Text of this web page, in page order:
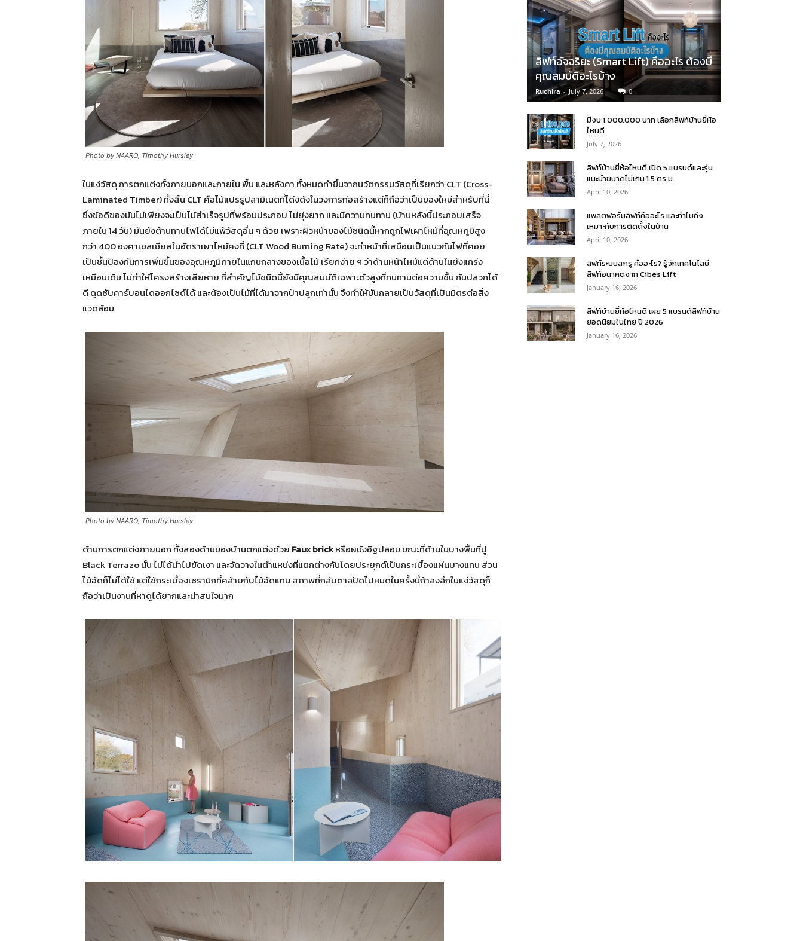
Photo by NAARO, Timothy Hursley
ในแง่วัสดุ การตกแต่งทั้งภายนอกและภายใน พื้น และหลังคา ทั้งหมดทำขึ้นจากนวัตกรรมวัสดุที่เรียกว่า CLT (Cross-
Laminated Timber) ทั้งสิ้น CLT คือไม้แปรรูปลามิเนตที่โด่งดังในวงการก่อสร้างแต่ก็ถือว่าเป็นของใหม่สำหรับที่นี่
ซึ่งข้อดีของมันไม่เพียงจะเป็นไม้สำเร็จรูปที่พร้อมประกอบ ไม่ยุ่งยาก และมีความทนทาน (บ้านหลังนี้ประกอบเสร็จ
ภายใน 14 วัน) มันยังต้านทานไฟได้ไม่แพ้วัสดุอื่น ๆ ด้วย เพราะผิวหน้าของไม้ชนิดนี้หากถูกไฟเผาไหม้ที่อุณหภูมิสูง
กว่า 400 องศาเซลเซียสในอัตราเผาไหม้คงที่ (CLT Wood Burning Rate) จะทำหน้าที่เสมือนเป็นแนวกันไฟที่คอย
เป็นชั้นป้องกันการเพิ่มขึ้นของอุณหภูมิภายในแกนกลางของเนื้อไม้ เรียกง่าย ๆ ว่าด้านหน้าไหม้แต่ด้านในยังแกร่ง
เหมือนเดิม ไม่ทำให้โครงสร้างเสียหาย ที่สำคัญไม้ชนิดนี้ยังมีคุณสมบัติเฉพาะตัวสูงที่ทนทานต่อความชื้น กันปลวกได้
ดี ดูดซับคาร์บอนไดออกไซด์ได้ และต้องเป็นไม้ที่ได้มาจากป่าปลูกเท่านั้น จึงทำให้มันกลายเป็นวัสดุที่เป็นมิตรต่อสิ่ง
แวดล้อม
Photo by NAARO, Timothy Hursley
ด้านการตกแต่งภายนอก ทั้งสองด้านของบ้านตกแต่งด้วย Faux brickหรือผนังอิฐปลอม ขณะที่ด้านในบางพื้นที่ปู
Black Terrazo นั้น ไม่ได้นำไปขัดเงา และจัดวางในตำแหน่งที่แตกต่างกันโดยประยุกต์เป็นกระเบื้องแผ่นบางแทน ส่วน
ไม้อัดก็ไม่ได้ใช้ แต่ใช้กระเบื้องเซรามิกที่คล้ายกับไม้อัดแทน สภาพที่กลับตาลปัดไปหมดในครั้งนี้ถ้าลงลึกในแง่วัสดุก็
ถือว่าเป็นงานที่หาดูได้ยากและน่าสนใจมาก
ลิฟท์อัจฉริยะ (Smart Lift) คืออะไร ต้องมี
คุณสมบัติอะไรบ้าง
Ruchira - July 7, 2026 0
มีงบ 1,000,000 บาท เลือกลิฟท์บ้านยี่ห้อ
ไหนดี
July 7, 2026
ลิฟท์บ้านยี่ห้อไหนดี เปิด 5 แบรนด์และรุ่น
แนะนำขนาดไม่เกิน 1.5 ตร.ม.
April 10, 2026
แพลตฟอร์มลิฟท์คืออะไร และทำไมถึง
เหมาะกับการติดตั้งในบ้าน
April 10, 2026
ลิฟท์ระบบสกรู คืออะไร? รู้จักเทคโนโลยี
ลิฟท์อนาคตจาก Cibes Lift
January 16, 2026
ลิฟท์บ้านยี่ห้อไหนดี เผย 5 แบรนด์ลิฟท์บ้าน
ยอดนิยมในไทย ปี 2026
January 16, 2026